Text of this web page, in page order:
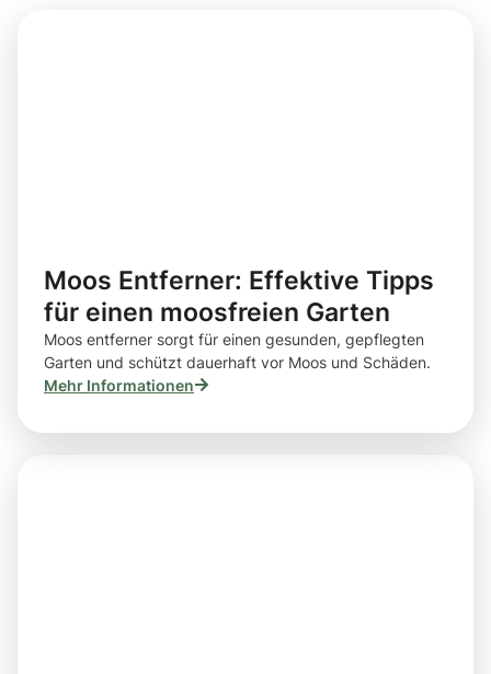
Moos Entferner: Effektive Tipps
für einen moosfreien Garten
Moos entferner sorgt für einen gesunden, gepflegten
Garten und schützt dauerhaft vor Moos und Schäden.
Mehr Informationen